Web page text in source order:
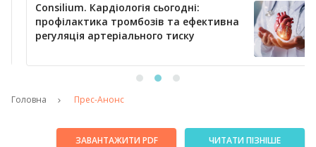
Consilium. Кардіологія сьогодні:
профілактика тромбозів та ефективна
регуляція артеріального тиску
Головна Прес-Анонс
ЗАВАНТАЖИТИ PDF ЧИТАТИ ПІЗНІШЕ